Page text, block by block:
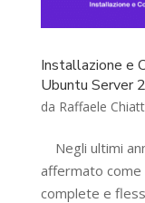
Installazione e
Ubuntu Server
da Raffaele
Negli ultimi
affermato come
complete e